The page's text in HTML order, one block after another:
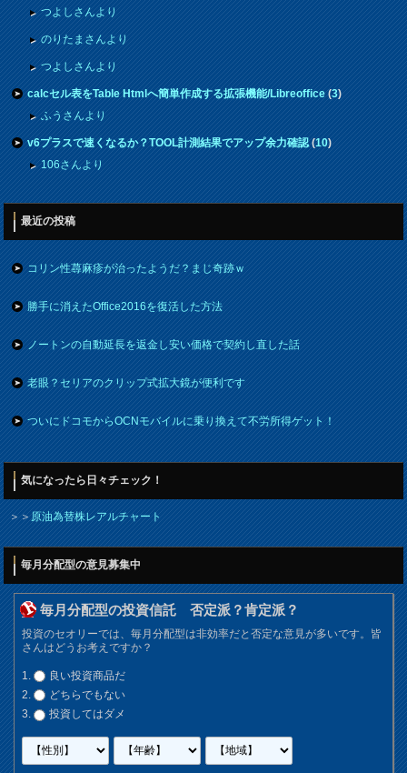
つよしさんより
のりたまさんより
つよしさんより
calcセル表をTable Htmlへ簡単作成する拡張機能/Libreoffice(3)
ふうさんより
v6プラスで速くなるか？TOOL計測結果でアップ余力確認(10)
106さんより
最近の投稿
コリン性蕁麻疹が治ったようだ？まじ奇跡ｗ
勝手に消えたOffice2016を復活した方法
ノートンの自動延長を返金し安い価格で契約し直した話
老眼？セリアのクリップ式拡大鏡が便利です
ついにドコモからOCNモバイルに乗り換えて不労所得ゲット！
気になったら日々チェック！
＞＞原油為替株レアルチャート
毎月分配型の意見募集中
毎月分配型の投資信託 否定派？肯定派？
投資のセオリーでは、毎月分配型は非効率だと否定な意見が多いです。皆
さんはどうお考えですか？
良い投資商品だ
どちらでもない
投資してはダメ